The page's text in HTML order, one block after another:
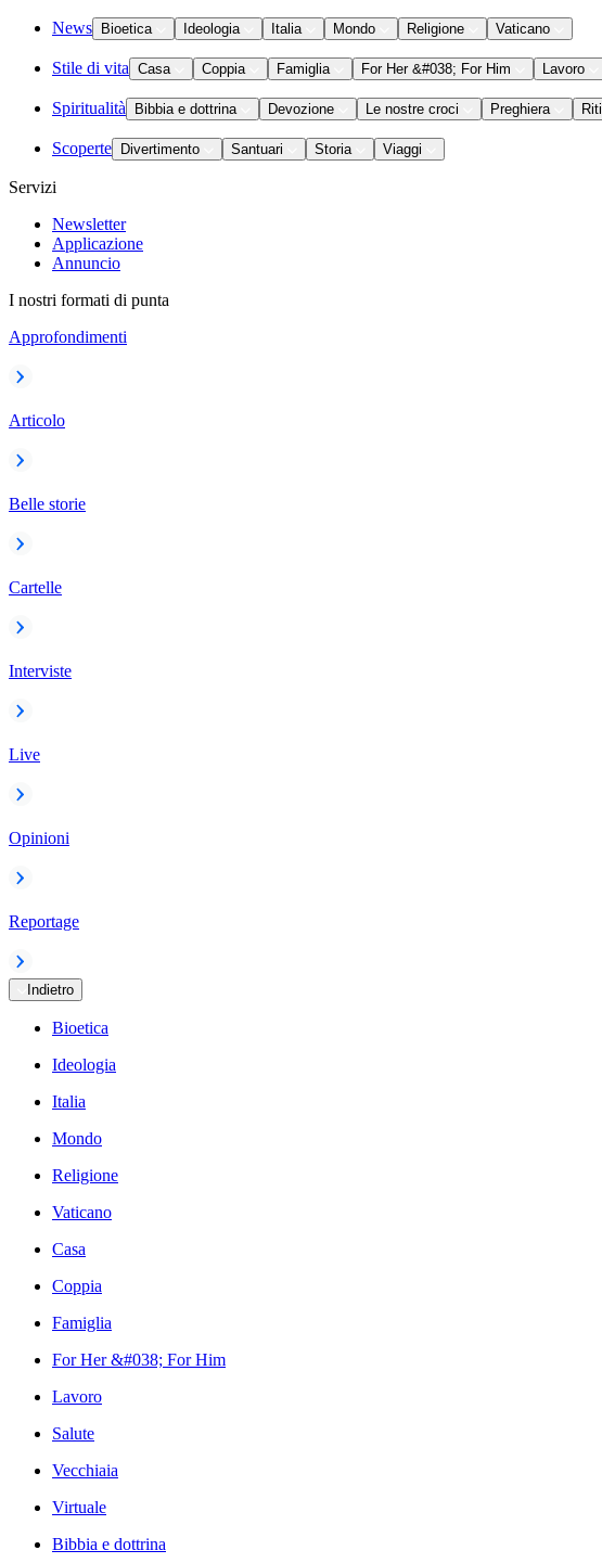
News Bioetica Ideologia Italia Mondo Religione Vaticano
Stile di vita Casa Coppia Famiglia For Her &#038; For Him Lavoro
Spiritualità Bibbia e dottrina Devozione Le nostre croci Preghiera Riti
Scoperte Divertimento Santuari Storia Viaggi
Servizi
Newsletter
Applicazione
Annuncio
I nostri formati di punta
Approfondimenti
Articolo
Belle storie
Cartelle
Interviste
Live
Opinioni
Reportage
Indietro
Bioetica
Ideologia
Italia
Mondo
Religione
Vaticano
Casa
Coppia
Famiglia
For Her &#038; For Him
Lavoro
Salute
Vecchiaia
Virtuale
Bibbia e dottrina